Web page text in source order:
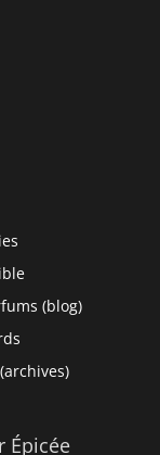
(blog)
Épicée